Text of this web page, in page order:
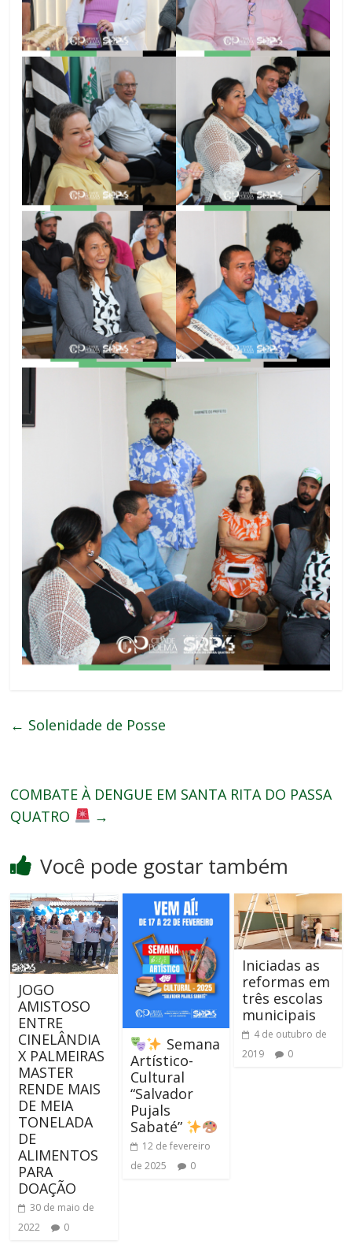
← Solenidade de Posse
COMBATE À DENGUE EM SANTA RITA DO PASSA
QUATRO
→
Você pode gostar também
JOGO
AMISTOSO
ENTRE
CINELÂNDIA
X PALMEIRAS
MASTER
RENDE MAIS
DE MEIA
TONELADA
DE
ALIMENTOS
PARA
DOAÇÃO
30 de maio de
2022
0
Semana
Artístico-
Cultural
“Salvador
Pujals
Sabaté”
12 de fevereiro
de 2025
0
Iniciadas as
reformas em
três escolas
municipais
4 de outubro de
2019
0